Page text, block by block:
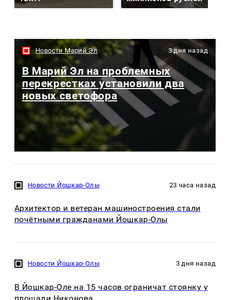
Новости Марий Эл 3 дня назад
В Марий Эл на проблемных
перекрестках установили два
новых светофора
Новости Йошкар-Олы 23 часа назад
Архитектор и ветеран машиностроения стали
почётными гражданами Йошкар-Олы
Новости Йошкар-Олы 3 дня назад
В Йошкар-Оле на 15 часов ограничат стоянку у
площади Никонова